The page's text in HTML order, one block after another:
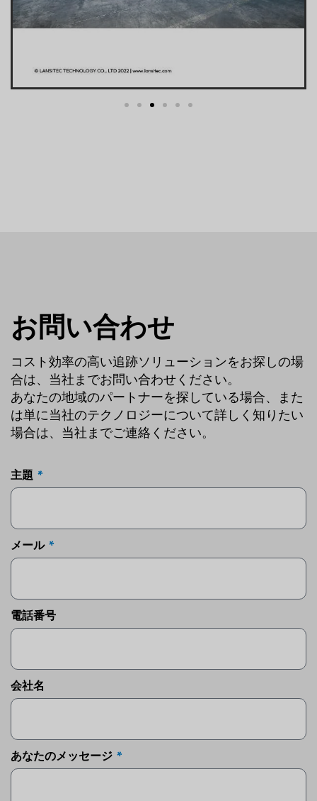
お問い合わせ
コスト効率の高い追跡ソリューションをお探しの場
合は、当社までお問い合わせください。
あなたの地域のパートナーを探している場合、また
は単に当社のテクノロジーについて詳しく知りたい
場合は、当社までご連絡ください。
主題
メール
電話番号
会社名
あなたのメッセージ